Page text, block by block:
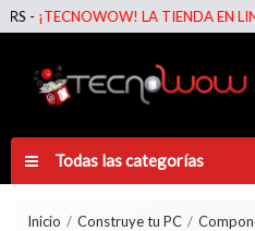
LA TIENDA EN LINEA
Todas las categorías
Inicio Construye tu PC